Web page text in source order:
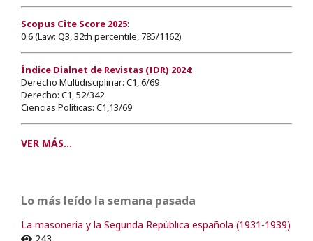
Scopus Cite Score 2025:
0.6 (Law: Q3, 32th percentile, 785/1162)
Índice Dialnet de Revistas (IDR) 2024:
Derecho Multidisciplinar: C1, 6/69
Derecho: C1, 52/342
Ciencias Políticas: C1,13/69
VER MÁS...
Lo más leído la semana pasada
La masonería y la Segunda República española (1931-1939)